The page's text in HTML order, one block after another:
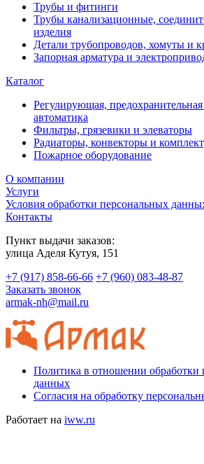
Трубы и фитинги
Трубы канализационные,
изделия
Детали трубопроводов, хомуты и
Запорная арматура и
Каталог
Регулирующая,
автоматика
Фильтры, грязевики и элеваторы
Радиаторы, конвекторы и
Пожарное оборудование
О компании
Услуги
Условия обработки персональных
Контакты
Пункт выдачи заказов:
​улица Аделя Кутуя, 151
+7 (917) 858-66-66 +7 (960) 083-48-87
Заказать звонок
armak-nh@mail.ru
Политика в отношении обработки
данных
Согласия на обработку
Работает на iww.ru